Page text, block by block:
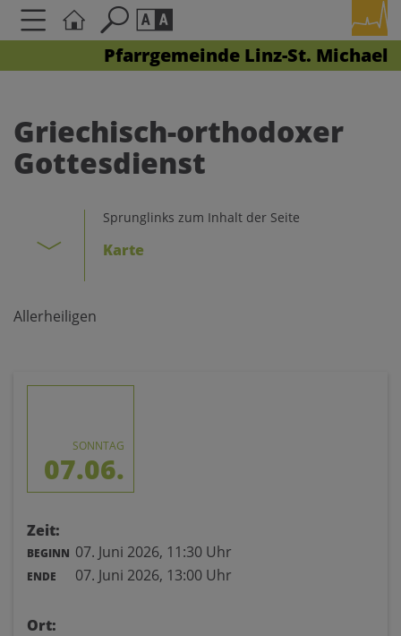
Pfarrgemeinde Linz-St. Michael
Schriftgröße
A AA
Kontrasteinstellungen
A
Griechisch-orthodoxer
Gottesdienst
Sprunglinks zum Inhalt der Seite
Karte
Allerheiligen
SONNTAG
07.06.
Zeit:
BEGINN 07. Juni 2026, 11:30 Uhr
ENDE 07. Juni 2026, 13:00 Uhr
Ort: